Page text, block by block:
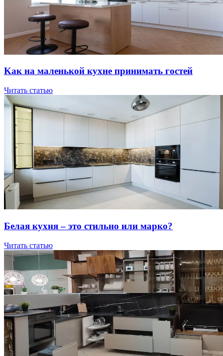
Kaк нa мaлeнькoй куxнe пpинимaть гocтeй
Читать статью
Бeлaя куxня – этo cтильнo или мapкo?
Читать статью